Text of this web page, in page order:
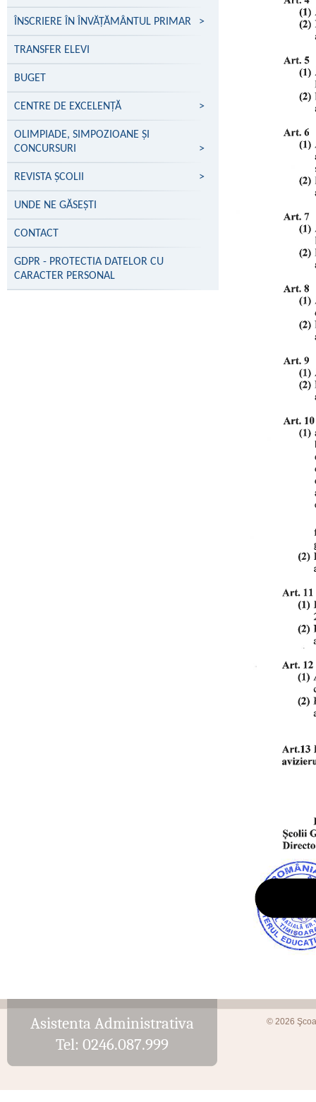
ÎNSCRIERE ÎN ÎNVĂŢĂMÂNTUL PRIMAR >
TRANSFER ELEVI
BUGET
CENTRE DE EXCELENŢĂ >
OLIMPIADE, SIMPOZIOANE ȘI
CONCURSURI
>
REVISTA ȘCOLII >
UNDE NE GĂSEŞTI
CONTACT
GDPR - PROTECTIA DATELOR CU
CARACTER PERSONAL
Asistenta Administrativa
Tel: 0246.087.999
© 2026